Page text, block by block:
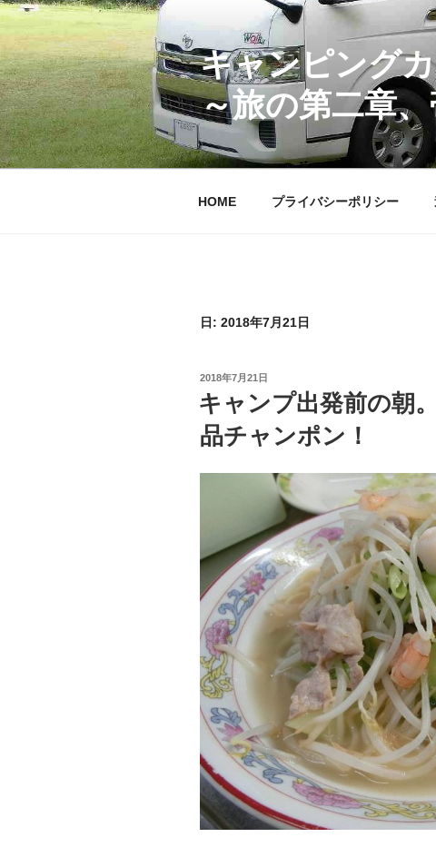
コ
テ
ン
ツ
へ
ス
キ
キャンピング
～旅の第二章
HOME プライバシーポリシー
日: 2018年7月21日
投
稿
日:
2018年7月21日
キャンプ出発前の朝
品チャンポン！